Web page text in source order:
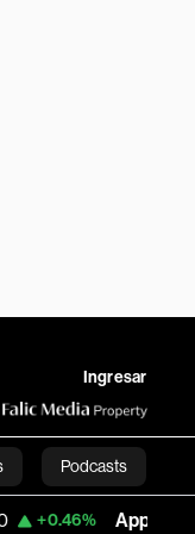
Ingresar
Podcasts
Apple 313.305